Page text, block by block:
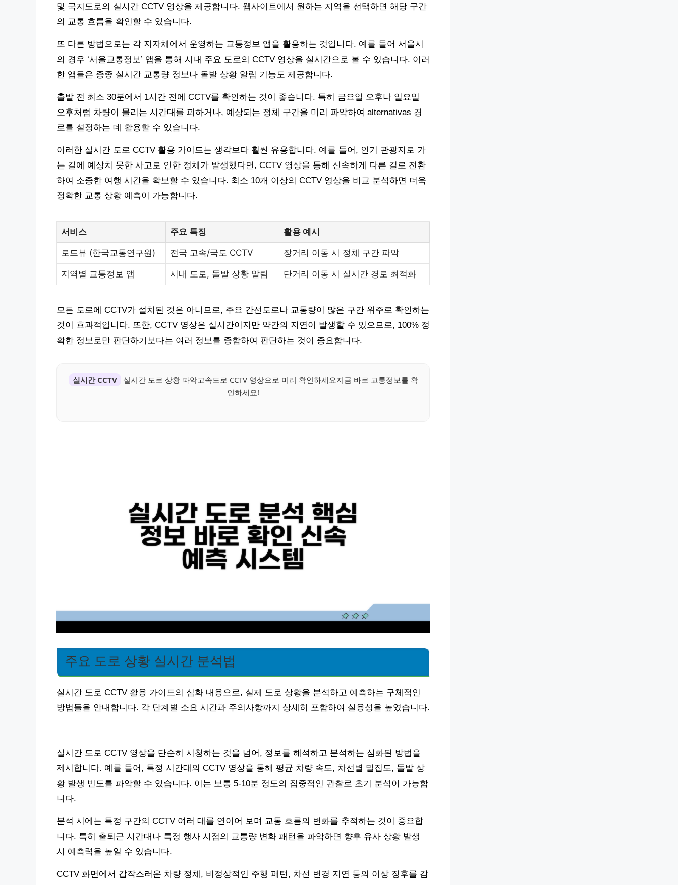
및 국지도로의 실시간 CCTV 영상을 제공합니다. 웹사이트에서 원하는 지역을 선택하면 해당 구간
의 교통 흐름을 확인할 수 있습니다.
또 다른 방법으로는 각 지자체에서 운영하는 교통정보 앱을 활용하는 것입니다. 예를 들어 서울시
의 경우 ‘서울교통정보’ 앱을 통해 시내 주요 도로의 CCTV 영상을 실시간으로 볼 수 있습니다. 이러
한 앱들은 종종 실시간 교통량 정보나 돌발 상황 알림 기능도 제공합니다.
출발 전 최소 30분에서 1시간 전에 CCTV를 확인하는 것이 좋습니다. 특히 금요일 오후나 일요일
오후처럼 차량이 몰리는 시간대를 피하거나, 예상되는 정체 구간을 미리 파악하여 alternativas 경
로를 설정하는 데 활용할 수 있습니다.
이러한 실시간 도로 CCTV 활용 가이드는 생각보다 훨씬 유용합니다. 예를 들어, 인기 관광지로 가
는 길에 예상치 못한 사고로 인한 정체가 발생했다면, CCTV 영상을 통해 신속하게 다른 길로 전환
하여 소중한 여행 시간을 확보할 수 있습니다. 최소 10개 이상의 CCTV 영상을 비교 분석하면 더욱
정확한 교통 상황 예측이 가능합니다.
서비스 주요 특징 활용 예시
로드뷰 (한국교통연구원) 전국 고속/국도 CCTV 장거리 이동 시 정체 구간 파악
지역별 교통정보 앱 시내 도로, 돌발 상황 알림 단거리 이동 시 실시간 경로 최적화
모든 도로에 CCTV가 설치된 것은 아니므로, 주요 간선도로나 교통량이 많은 구간 위주로 확인하는
것이 효과적입니다. 또한, CCTV 영상은 실시간이지만 약간의 지연이 발생할 수 있으므로, 100% 정
확한 정보로만 판단하기보다는 여러 정보를 종합하여 판단하는 것이 중요합니다.
실시간 CCTV
실시간 도로 상황 파악고속도로 CCTV 영상으로 미리 확인하세요지금 바로 교통정보를 확
인하세요!
주요 도로 상황 실시간 분석법
실시간 도로 CCTV 활용 가이드의 심화 내용으로, 실제 도로 상황을 분석하고 예측하는 구체적인
방법들을 안내합니다. 각 단계별 소요 시간과 주의사항까지 상세히 포함하여 실용성을 높였습니다.
실시간 도로 CCTV 영상을 단순히 시청하는 것을 넘어, 정보를 해석하고 분석하는 심화된 방법을
제시합니다. 예를 들어, 특정 시간대의 CCTV 영상을 통해 평균 차량 속도, 차선별 밀집도, 돌발 상
황 발생 빈도를 파악할 수 있습니다. 이는 보통 5-10분 정도의 집중적인 관찰로 초기 분석이 가능합
니다.
분석 시에는 특정 구간의 CCTV 여러 대를 연이어 보며 교통 흐름의 변화를 추적하는 것이 중요합
니다. 특히 출퇴근 시간대나 특정 행사 시점의 교통량 변화 패턴을 파악하면 향후 유사 상황 발생
시 예측력을 높일 수 있습니다.
CCTV 화면에서 갑작스러운 차량 정체, 비정상적인 주행 패턴, 차선 변경 지연 등의 이상 징후를 감